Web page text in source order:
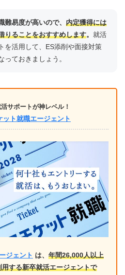
難易度が高いので、 内定獲得には
りることをおすすめします。 就活
を活用して、ES添削や面接対策
っておきましょう。
サポートが神レベル！
ット就職エージェント
ジェント は、 年間26,000人以上
する新卒就活エージェントで